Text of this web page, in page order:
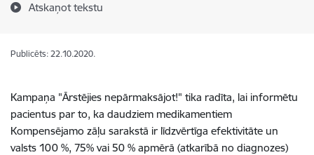
Atskaņot tekstu
Publicēts: 22.10.2020.
Kampaņa "Ārstējies nepārmaksājot!" tika radīta, lai informētu
pacientus par to, ka daudziem medikamentiem
Kompensējamo zāļu sarakstā ir līdzvērtīga efektivitāte un
valsts 100 %, 75% vai 50 % apmērā (atkarībā no diagnozes)